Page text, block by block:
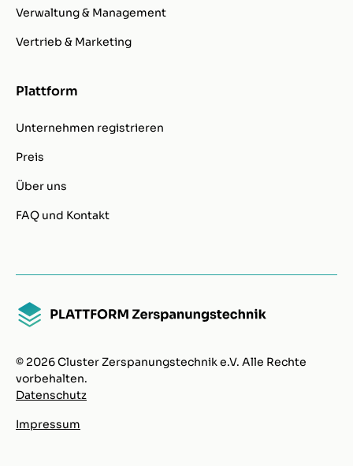
Verwaltung & Management
Vertrieb & Marketing
Plattform
Unternehmen registrieren
Preis
Über uns
FAQ und Kontakt
© 2026 Cluster Zerspanungstechnik e.V. Alle Rechte
vorbehalten.
Datenschutz
Impressum